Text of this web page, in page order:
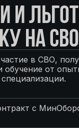
И ЛЬГОТ
НА
в СВО,
обучение от
с